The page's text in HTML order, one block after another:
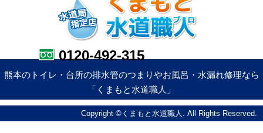
0120-492-315
熊本のトイレ・台所の排水管のつまりやお風呂・水漏れ修理なら
「くまもと水道職人」
Copyright ©くまもと水道職人. All Rights Reserved.